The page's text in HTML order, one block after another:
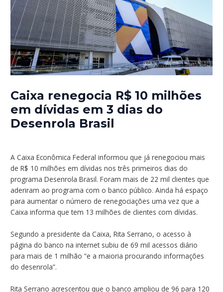
Caixa renegocia R$ 10 milhões
em dívidas em 3 dias do
Desenrola Brasil
A Caixa Econômica Federal informou que já renegociou mais
de R$ 10 milhões em dívidas nos três primeiros dias do
programa Desenrola Brasil. Foram mais de 22 mil clientes que
aderiram ao programa com o banco público. Ainda há espaço
para aumentar o número de renegociações uma vez que a
Caixa informa que tem 13 milhões de clientes com dívidas.
Segundo a presidente da Caixa, Rita Serrano, o acesso à
página do banco na internet subiu de 69 mil acessos diário
para mais de 1 milhão “e a maioria procurando informações
do desenrola”.
Rita Serrano acrescentou que o banco ampliou de 96 para 120